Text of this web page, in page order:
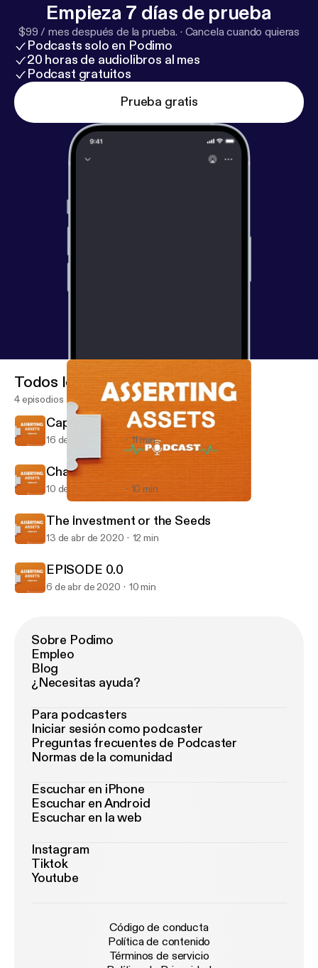
Empieza 7 días de prueba
$99 / mes después de la prueba. · Cancela cuando quieras
Podcasts solo en Podimo
20 horas de audiolibros al mes
Podcast gratuitos
Prueba gratis
Asserting Assets
Todos los episodios
4 episodios
Capabilities and Capicity
16 de jun de 2020 11 min
Character, Reputation and Success.
10 de jun de 2020 10 min
The Investment or the Seeds
13 de abr de 2020 12 min
EPISODE 0.0
6 de abr de 2020 10 min
Sobre Podimo
Empleo
Blog
¿Necesitas ayuda?
Para podcasters
Iniciar sesión como podcaster
Preguntas frecuentes de Podcaster
Normas de la comunidad
Escuchar en iPhone
Escuchar en Android
Escuchar en la web
Instagram
Tiktok
Youtube
Código de conducta
Política de contenido
Términos de servicio